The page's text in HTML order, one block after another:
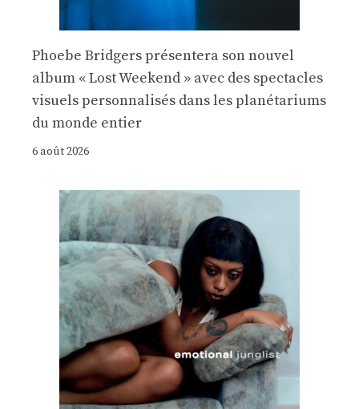
Phoebe Bridgers présentera son nouvel
album « Lost Weekend » avec des spectacles
visuels personnalisés dans les planétariums
du monde entier
6 août 2026